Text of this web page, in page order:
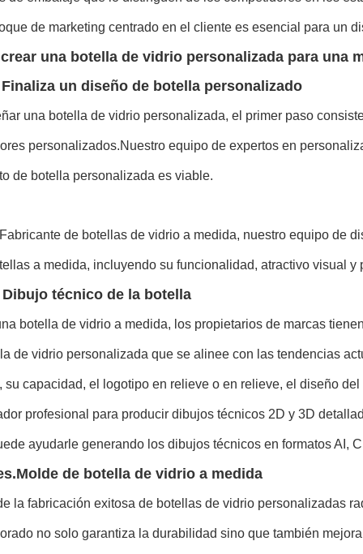
de marketing centrado en el cliente es esencial para un
una botella de vidrio personalizada para una
un diseño de botella personalizado
una botella de vidrio personalizada, el primer paso
personalizados.Nuestro equipo de expertos en
de botella personalizada es viable.
Fabricante de botellas de vidrio a medida, nuestro equipo de
a medida, incluyendo su funcionalidad, atractivo visual y
Dibujo técnico de la botella
botella de vidrio a medida, los propietarios de marcas
de vidrio personalizada que se alinee con las tendencias
su capacidad, el logotipo en relieve o en relieve, el diseño
profesional para producir dibujos técnicos 2D y 3D
ayudarle generando los dibujos técnicos en formatos AI,
Molde de botella de vidrio a medida
la fabricación exitosa de botellas de vidrio personalizadas
no solo garantiza la durabilidad sino que también